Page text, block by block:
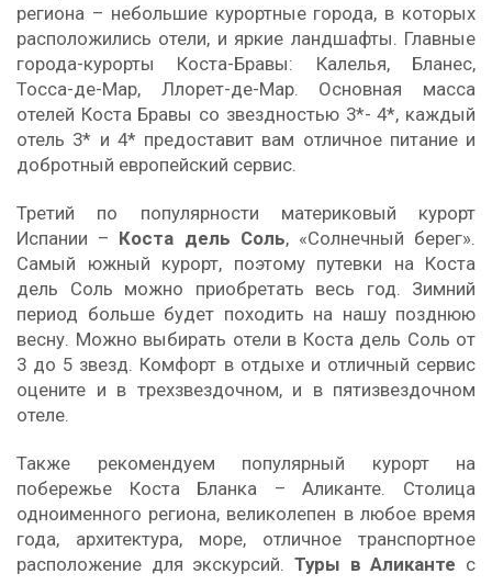
региона – небольшие курортные города, в которых
расположились отели, и яркие ландшафты. Главные
города-курорты Коста-Бравы: Калелья, Бланес,
Тосса-де-Мар, Ллорет-де-Мар. Основная масса
отелей Коста Бравы со звездностью 3*- 4*, каждый
отель 3* и 4* предоставит вам отличное питание и
добротный европейский сервис.
Третий по популярности материковый курорт
Испании – Коста дель Соль, «Солнечный берег».
Самый южный курорт, поэтому путевки на Коста
дель Соль можно приобретать весь год. Зимний
период больше будет походить на нашу позднюю
весну. Можно выбирать отели в Коста дель Соль от
3 до 5 звезд. Комфорт в отдыхе и отличный сервис
оцените и в трехзвездочном, и в пятизвездочном
отеле.
Также рекомендуем популярный курорт на
побережье Коста Бланка – Аликанте. Столица
одноименного региона, великолепен в любое время
года, архитектура, море, отличное транспортное
расположение для экскурсий. Туры в Аликанте с